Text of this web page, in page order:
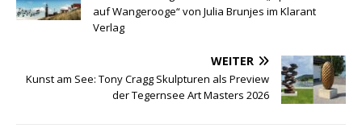
auf Wangerooge“ von Julia Brunjes im Klarant
Verlag
WEITER
Kunst am See: Tony Cragg Skulpturen als Preview
der Tegernsee Art Masters 2026